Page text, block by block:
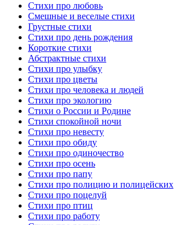
Стихи про любовь
Смешные и веселые стихи
Грустные стихи
Стихи про день рождения
Короткие стихи
Абстрактные стихи
Стихи про улыбку
Стихи про цветы
Стихи про человека и людей
Стихи про экологию
Стихи о России и Родине
Стихи спокойной ночи
Стихи про невесту
Стихи про обиду
Стихи про одиночество
Стихи про осень
Стихи про папу
Стихи про полицию и полицейских
Стихи про поцелуй
Стихи про птиц
Стихи про работу